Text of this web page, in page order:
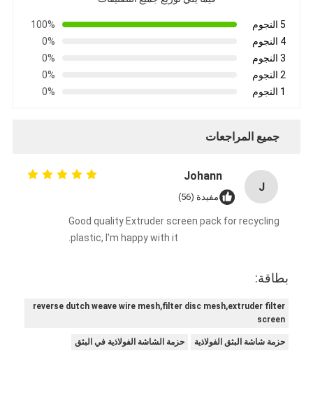
5 النجوم
100%
4 النجوم
0%
3 النجوم
0%
2 النجوم
0%
1 النجوم
0%
جميع المراجعات
J
Johann
مفيدة (56)
Good quality Extruder screen pack for recycling
plastic, I'm happy with it.
بطاقة:
reverse dutch weave wire mesh,filter disc mesh,extruder filter
screen
حزمة شاشة البثق الفولاذية حزمة الشاشة الفولاذية في البثق